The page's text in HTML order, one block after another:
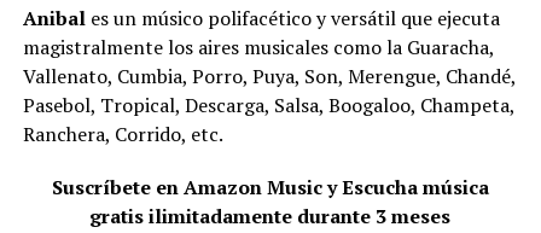
Anibales un músico polifacético y versátil que ejecuta
magistralmente los aires musicales como la Guaracha,
Vallenato, Cumbia, Porro, Puya, Son, Merengue, Chandé,
Pasebol, Tropical, Descarga, Salsa, Boogaloo, Champeta,
Ranchera, Corrido, etc.
Suscríbete en Amazon Music y Escucha música
gratis ilimitadamente durante 3 meses